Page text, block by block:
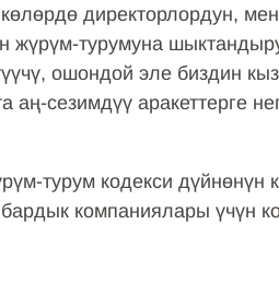
директорлордун,
жүрүм-турумуна
ошондой эле биздин
аң-сезимдүү аракеттерге
турум кодекси дүйнөнүн
компаниялары үчүн